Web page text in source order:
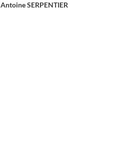
SERPENTIER